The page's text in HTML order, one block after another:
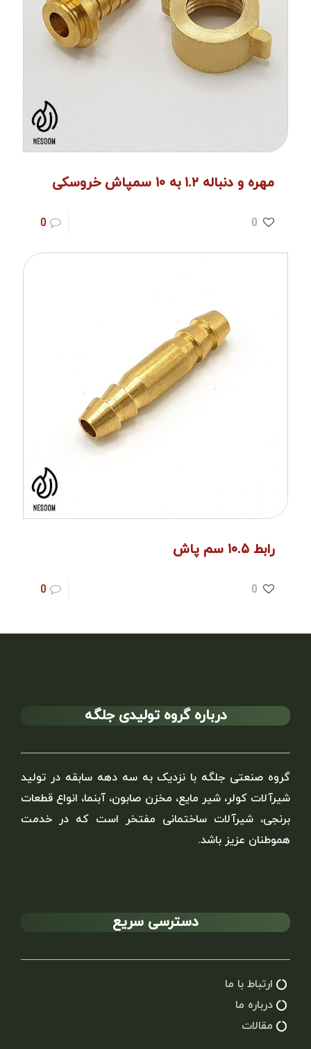
مهره و دنباله ۱.۲ به ۱۰ سمپاش خروسکی
0
0
رابط ۱۰.۵ سم پاش
0
0
درباره گروه تولیدی جلگه
گروه صنعتی جلگه با نزدیک به سه دهه سابقه در تولید
شیرآلات کولر، شیر مایع، مخزن صابون، آبنما، انواع قطعات
برنجی، شیرآلات ساختمانی مفتخر است که در خدمت
هموطنان عزیز باشد.
دسترسی سریع
ارتباط با ما
درباره ما
مقالات